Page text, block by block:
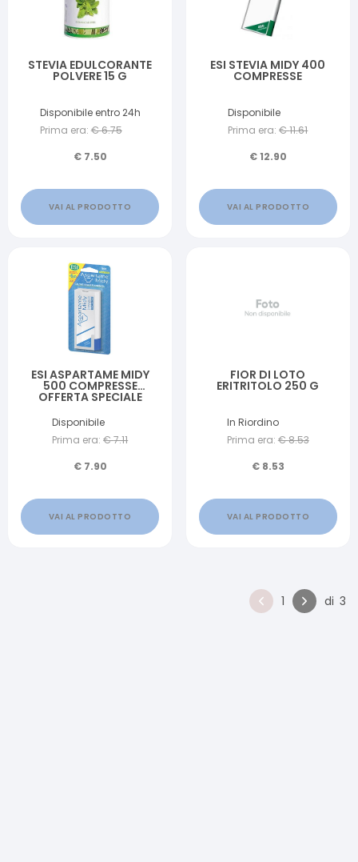
STEVIA EDULCORANTE
POLVERE 15 G
Disponibile entro 24h
Prima era: €6.75
€ 7.50
VAI AL PRODOTTO
ESI STEVIA MIDY 400
COMPRESSE
Disponibile
Prima era: €11.61
€12.90
VAI AL PRODOTTO
ESI ASPARTAME MIDY
500 COMPRESSE
OFFERTA SPECIALE
Disponibile
Prima era: €7.11
€ 7.90
VAI AL PRODOTTO
FIOR DI LOTO
ERITRITOLO 250 G
In Riordino
Prima era: €8.53
€ 8.53
VAI AL PRODOTTO
1 di 3